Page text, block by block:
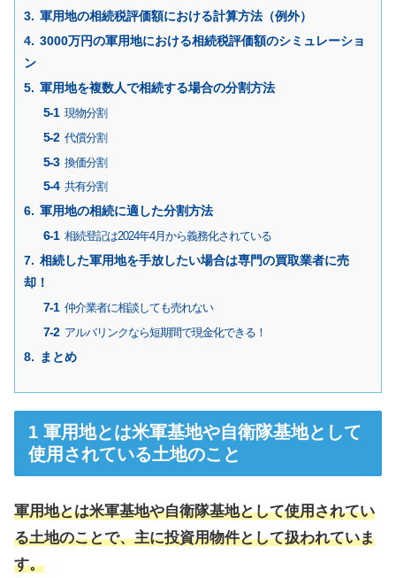
軍用地の相続税評価額における計算方法（例外）
3000万円の軍用地における相続税評価額のシミュレーショ
ン
軍用地を複数人で相続する場合の分割方法
現物分割
代償分割
換価分割
共有分割
軍用地の相続に適した分割方法
相続登記は2024年4月から義務化されている
相続した軍用地を手放したい場合は専門の買取業者に売
却！
仲介業者に相談しても売れない
アルバリンクなら短期間で現金化できる！
まとめ
軍用地とは米軍基地や自衛隊基地として
使用されている土地のこと
軍用地とは米軍基地や自衛隊基地として使用されてい
る土地のことで、主に投資用物件として扱われていま
す。